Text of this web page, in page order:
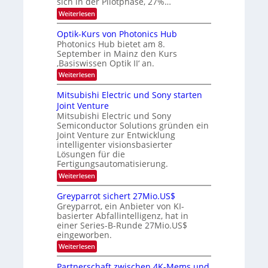
t
u
n
g
s
-
T
r
e
n
d
s
a
c
h
s
t
u
m
i
m
e
s
t
e
n
H
a
l
b
j
a
h
r
a
e
u
s
-
S
e
m
i
a
r
Weiterlesen:
K
-
E
i
n
s
a
z
n
i
m
m
t
i
n
d
e
r
D
A
C
H
-
I
n
d
u
s
Optik-Kurs von Photonics Hub
Photonics Hub bietet am 8.
September in Mainz den Kurs
‚Basiswissen Optik II‘ an.
Weiterlesen:
O
p
t
i
k
-
K
u
r
s
v
o
n
P
h
o
t
o
n
i
c
s
Mitsubishi Electric und Sony starten
Joint Venture
Mitsubishi Electric und Sony
Semiconductor Solutions gründen ein
Joint Venture zur Entwicklung
intelligenter visionsbasierter
Lösungen für die
Fertigungsautomatisierung.
Weiterlesen:
M
t
s
u
b
i
s
h
i
Greyparrot sichert 27Mio.US$
Greyparrot, ein Anbieter von KI-
basierter Abfallintelligenz, hat in
einer Series-B-Runde 27Mio.US$
eingeworben.
Weiterlesen:
G
r